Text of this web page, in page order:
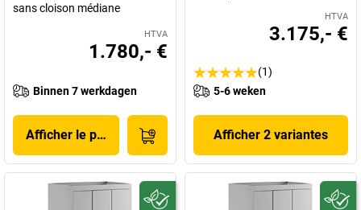
sans cloison médiane
HTVA
1.780,- €
Binnen 7 werkdagen
Afficher le produit
HTVA
3.175,- €
(1)
5-6 weken
Afficher 2 variantes